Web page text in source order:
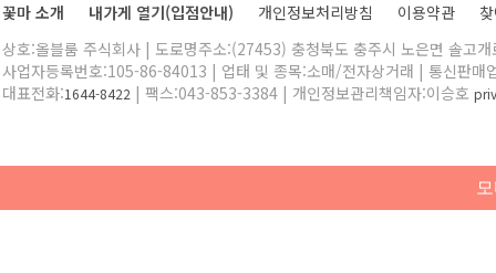
꽃마 소개 내가게 열기(입점안내) 개인정보처리방침 이용약관
상호:올블룸 주식회사 | 도로명주소:(27453) 충청북도 충주시 노은면 솔고
사업자등록번호:105-86-84013 | 업태 및 종목:소매/전자상거래 | 통신판매
대표전화:1644-8422 | 팩스:043-853-3384 | 개인정보관리책임자:이승호